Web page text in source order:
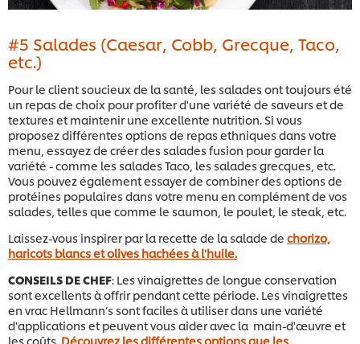
#5 Salades (Caesar, Cobb, Grecque, Taco,
etc.)
Pour le client soucieux de la santé, les salades ont toujours été
un repas de choix pour profiter d'une variété de saveurs et de
textures et maintenir une excellente nutrition. Si vous
proposez différentes options de repas ethniques dans votre
menu, essayez de créer des salades fusion pour garder la
variété - comme les salades Taco, les salades grecques, etc.
Vous pouvez également essayer de combiner des options de
protéines populaires dans votre menu en complément de vos
salades, telles que comme le saumon, le poulet, le steak, etc.
Laissez-vous inspirer par la recette de la salade de chorizo,
haricots blancs et olives hachées à l'huile.
CONSEILS DE CHEF: Les vinaigrettes de longue conservation
sont excellents à offrir pendant cette période. Les vinaigrettes
en vrac Hellmann’s sont faciles à utiliser dans une variété
d'applications et peuvent vous aider avec la main-d'œuvre et
les coûts. Découvrez les différentes options que les